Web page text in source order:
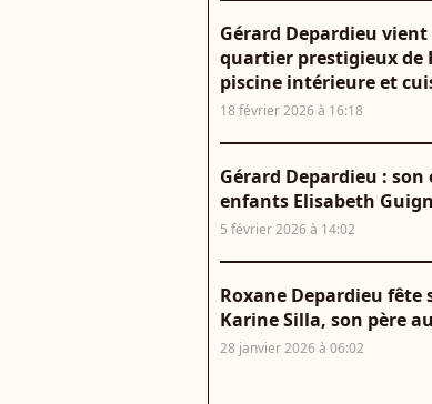
Gérard Depardieu
quartier prestigieux de
piscine intérieure et
18 février 2026 à 16:18
Gérard Depardieu :
enfants Elisabeth
5 février 2026 à 14:02
Roxane Depardieu fête
Karine Silla, son père
28 janvier 2026 à 06:02